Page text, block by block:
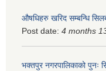
औषधिहरु खरिद सम्बन्धि
Post date: 4 months
भक्तपुर नगरपालिकाको पुनः